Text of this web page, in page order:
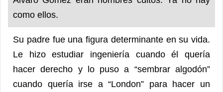
como ellos.
Su padre fue una figura determinante en su vida.
Le hizo estudiar ingeniería cuando él quería
hacer derecho y lo puso a “sembrar algodón”
cuando quería irse a “London” para hacer un